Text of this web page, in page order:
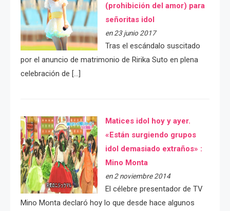
(prohibición del amor) para
señoritas idol
en 23 junio 2017
Tras el escándalo suscitado
por el anuncio de matrimonio de Ririka Suto en plena
celebración de […]
Matices idol hoy y ayer.
«Están surgiendo grupos
idol demasiado extraños» :
Mino Monta
en 2 noviembre 2014
El célebre presentador de TV
Mino Monta declaró hoy lo que desde hace algunos